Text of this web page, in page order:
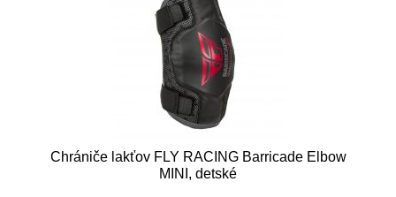
Chrániče lakťov FLY RACING Barricade Elbow
MINI, detské